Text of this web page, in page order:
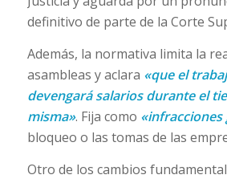
definitivo de parte de la Corte
Además, la normativa limita la
asambleas y aclara «que el
devengará salarios durante el
misma». Fija como «infracciones
bloqueo o las tomas de las
Otro de los cambios